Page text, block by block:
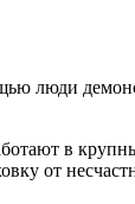
люди
в
от